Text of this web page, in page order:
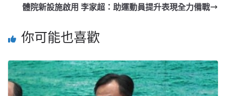
體院新設施啟用 李家超：助運動員提升表現全力備戰
你可能也喜歡